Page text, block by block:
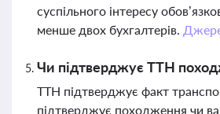
суспільного інтересу
менше двох бухгалтерів.
Чи підтверджує ТТН
ТТН підтверджує факт
підтверджує походження чи